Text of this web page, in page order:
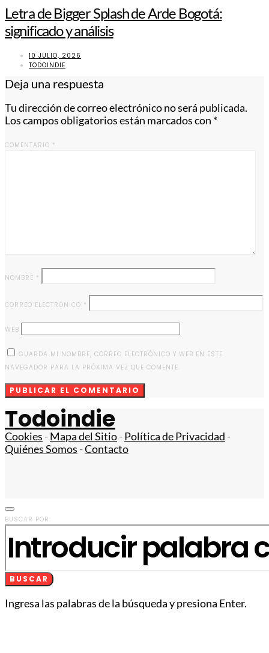
Letra de Bigger Splash de Arde Bogotá:
significado y análisis
10 JULIO, 2026
TODOINDIE
Deja una respuesta
Tu dirección de correo electrónico no será publicada.
Los campos obligatorios están marcados con *
COMENTARIO *
NOMBRE *
CORREO ELECTRÓNICO *
WEB
GUARDA MI NOMBRE, CORREO ELECTRÓNICO Y WEB EN ESTE
NAVEGADOR PARA LA PRÓXIMA VEZ QUE COMENTE.
Todoindie
Cookies -Mapa del Sitio-Política de Privacidad -
Quiénes Somos -Contacto
BUSCAR POR:
BUSCAR
Ingresa las palabras de la búsqueda y presiona Enter.